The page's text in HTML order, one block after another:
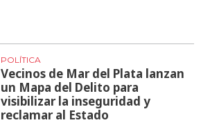
POLÍTICA
Vecinos de Mar del Plata lanzan
un Mapa del Delito para
visibilizar la inseguridad y
reclamar al Estado